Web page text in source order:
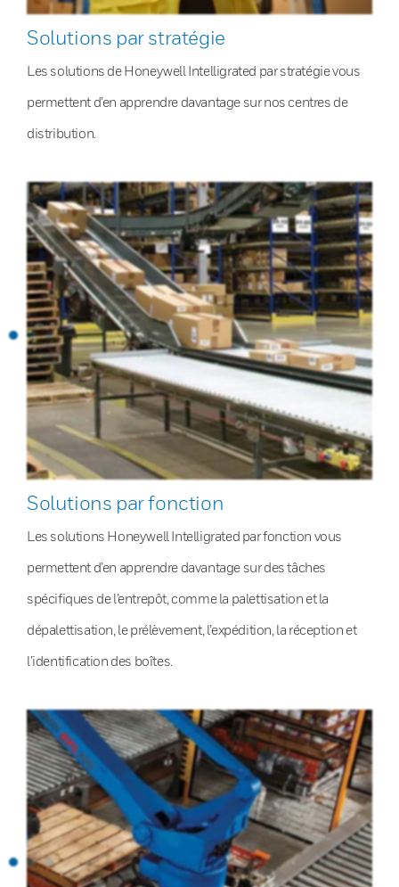
Solutions par stratégie
Les solutions de Honeywell Intelligrated par stratégie vous
permettent d’en apprendre davantage sur nos centres de
distribution.
Solutions par fonction
Les solutions Honeywell Intelligrated par fonction vous
permettent d’en apprendre davantage sur des tâches
spécifiques de l’entrepôt, comme la palettisation et la
dépalettisation, le prélèvement, l’expédition, la réception et
l’identification des boîtes.